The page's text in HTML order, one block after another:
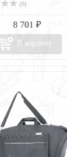
(0)
8 701 ₽
В корзину